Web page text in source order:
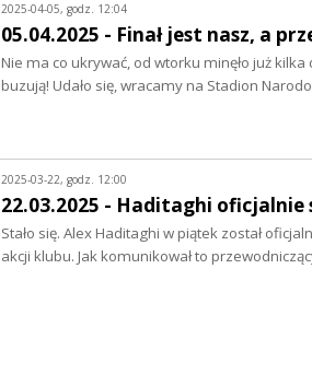
2025-04-05, godz. 12:04
05.04.2025 - Finał jest nasz, a
Nie ma co ukrywać, od wtorku minęło już
buzują! Udało się, wracamy na Stadion
2025-03-22, godz. 12:00
22.03.2025 - Haditaghi oficjalnie
Stało się. Alex Haditaghi w piątek został
akcji klubu. Jak komunikował to